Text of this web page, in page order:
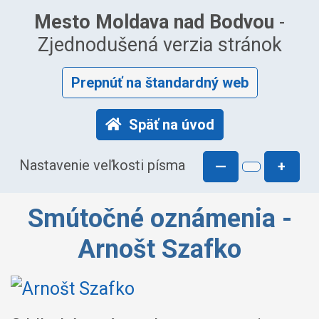
Mesto Moldava nad Bodvou -
Zjednodušená verzia stránok
Prepnúť na štandardný web
Späť na úvod
Nastavenie veľkosti písma — +
Smútočné oznámenia -
Arnošt Szafko